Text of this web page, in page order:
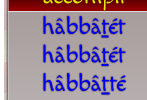
hâbbâtét
hâbbâtét
hâbbâtté